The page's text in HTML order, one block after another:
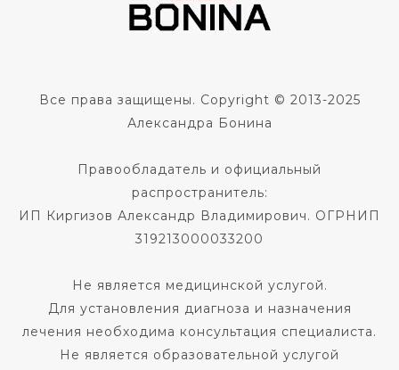
Все права защищены. Copyright © 2013-2025
Александра Бонина
Правообладатель и официальный
распространитель:
ИП Киргизов Александр Владимирович. ОГРНИП
319213000033200
Не является медицинской услугой.
Для установления диагноза и назначения
лечения необходима консультация специалиста.
Не является образовательной услугой